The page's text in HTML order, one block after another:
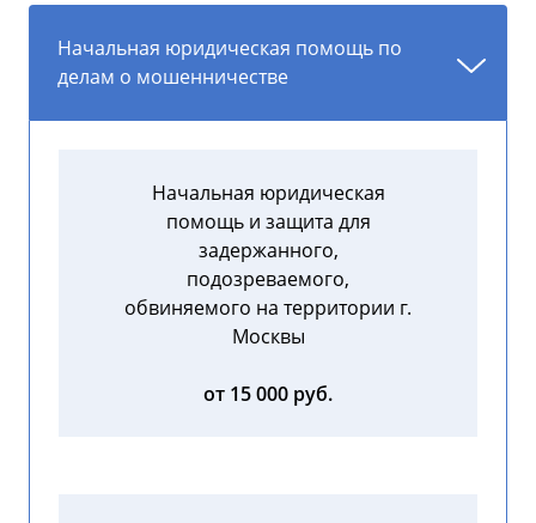
Начальная юридическая помощь по
делам о мошенничестве
Начальная юридическая
помощь и защита для
задержанного,
подозреваемого,
обвиняемого на территории г.
Москвы
от 15 000 руб.